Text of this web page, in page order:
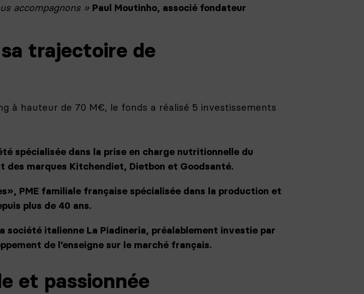
accompagnons » Paul Moutinho, associé fondateur
trajectoire de
à hauteur de 70 M€, le fonds a réalisé 5 investissements
spécialisée dans la prise en charge nutritionnelle du
des marques Kitchendiet, Dietbon et Goodsanté.
PME familiale française spécialisée dans la production et
plus de 40 ans.
société italienne La Piadineria, préalablement investie par
de l’enseigne sur le marché français.
et passionnée